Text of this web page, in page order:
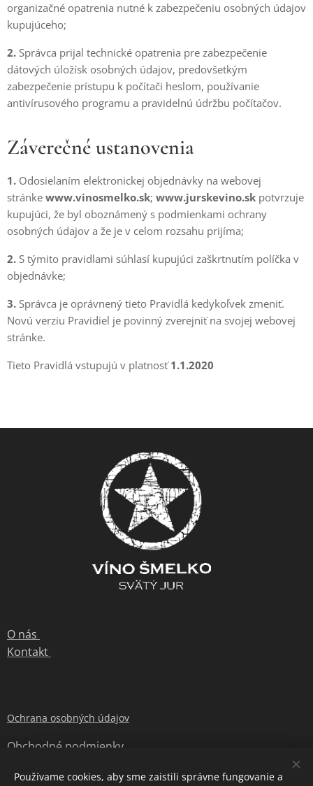
organizačné opatrenia nutné k zabezpečeniu osobných údajov
kupujúceho;
2. Správca prijal technické opatrenia pre zabezpečenie
dátových úložísk osobných údajov, predovšetkým
zabezpečenie prístupu k počítači heslom, používanie
antivírusového programu a pravidelnú údržbu počítačov.
Záverečné ustanovenia
1. Odosielaním elektronickej objednávky na webovej
stránke www.vinosmelko.sk; www.jurskevino.sk potvrzuje
kupujúci, že byl oboznámený s podmienkami ochrany
osobných údajov a že je v celom rozsahu prijíma;
2. S týmito pravidlami súhlasí kupujúci zaškrtnutím políčka v
objednávke;
3. Správca je oprávnený tieto Pravidlá kedykoľvek zmeniť.
Novú verziu Pravidiel je povinný zverejniť na svojej webovej
stránke.
Tieto Pravidlá vstupujú v platnosť1.1.2020
O nás
Kontakt
Ochrana osobných údajov
Obchodné podmienky
Používame cookies, aby sme zaistili správne fungovanie a